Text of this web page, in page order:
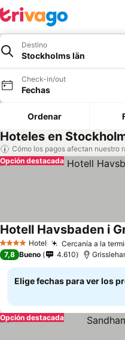
Destino
Stockholms län
Check-in/out
Fechas
Ordenar
Hoteles en
Cómo los pagos afectan nuestro
Opción destacada
4 EstrellasHotel Cercanía a la
Hotell Havsbaden i
7,8 Bueno 4.610
Elige fechas para ver los
Opción destacada